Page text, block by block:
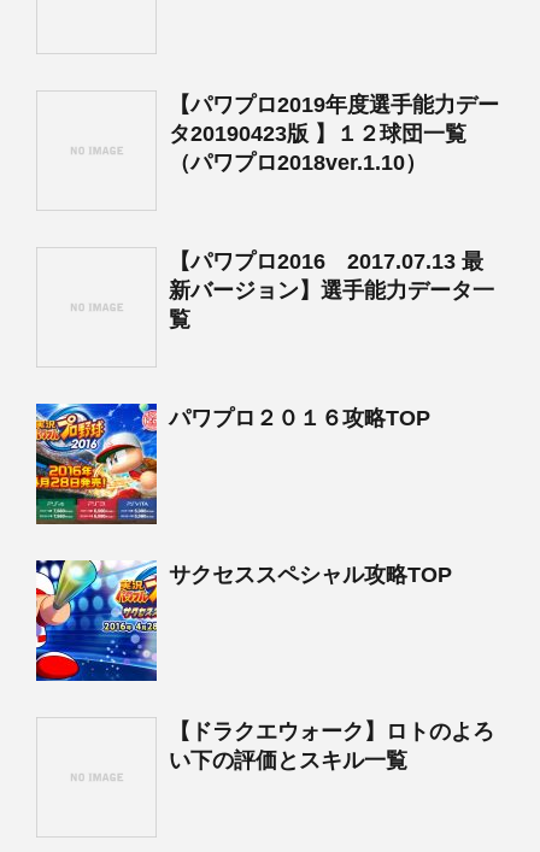
【パワプロ2019年度選手能力デー
タ20190423版 】１２球団一覧
（パワプロ2018ver.1.10）
【パワプロ2016 2017.07.13 最
新バージョン】選手能力データ一
覧
パワプロ２０１６攻略TOP
サクセススペシャル攻略TOP
【ドラクエウォーク】ロトのよろ
い下の評価とスキル一覧